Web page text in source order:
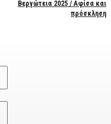
Βεργώτεια 2025 / Αφίσα και
πρόσκληση